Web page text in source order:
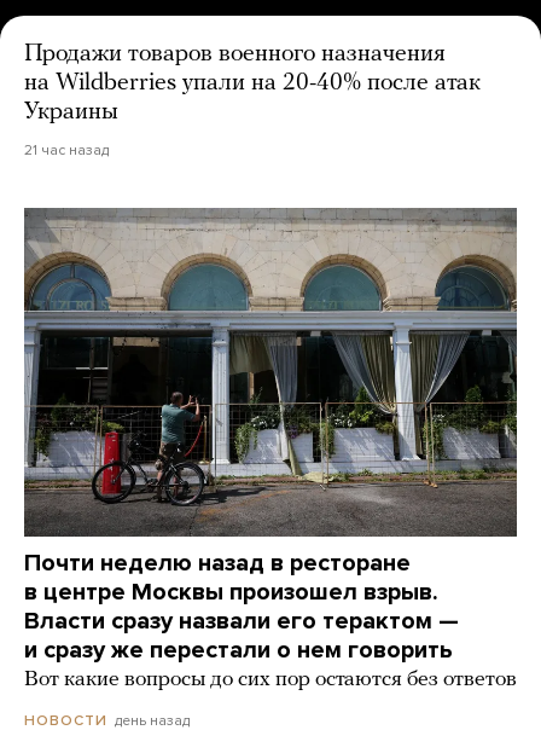
Продажи товаров военного назначения
на Wildberries упали на 20-40% после атак
Украины
21 час назад
Почти неделю назад в ресторане
в центре Москвы произошел взрыв.
Власти сразу назвали его терактом —
и сразу же перестали о нем говорить
Вот какие вопросы до сих пор остаются без ответов
НОВОСТИ день назад